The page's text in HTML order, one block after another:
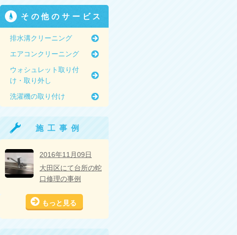
その他のサービス
排水溝クリーニング
エアコンクリーニング
ウォシュレット取り付
け・取り外し
洗濯機の取り付け
施工事例
2016年11月09日
大田区にて台所の蛇
口修理の事例
もっと見る